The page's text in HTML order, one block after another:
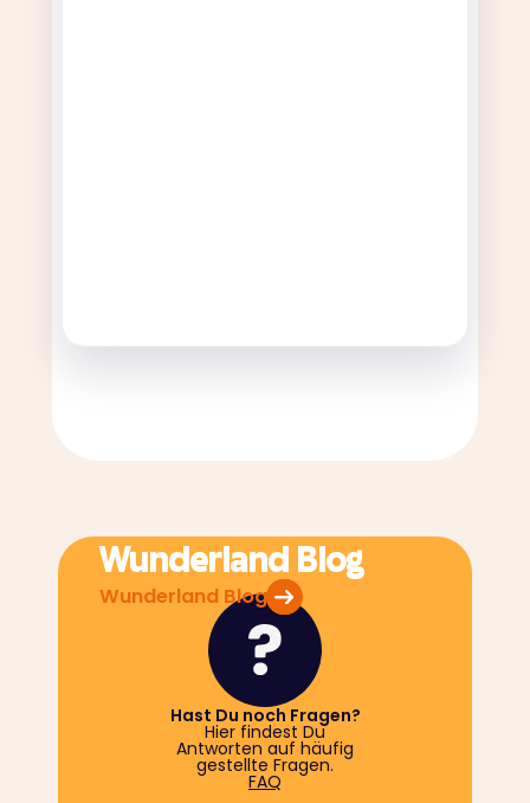
Wunderland Blog
Wunderland Blog
Hast Du noch Fragen?
Hier findest Du
Antworten auf häufig
gestellte Fragen.
FAQ